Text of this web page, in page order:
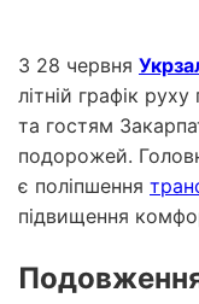
З 28 червня
літній графік
та гостям
подорожей.
є поліпшення
підвищення